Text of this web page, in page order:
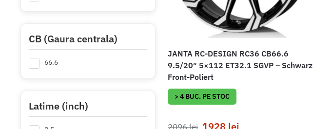
JANTA RC-DESIGN RC36 CB66.6
9.5/20″ 5×112 ET32.1 SGVP – Schwarz
Front-Poliert
> 4 BUC. PE STOC
1928 lei
CB (Gaura centrala)
66.6
Latime (inch)